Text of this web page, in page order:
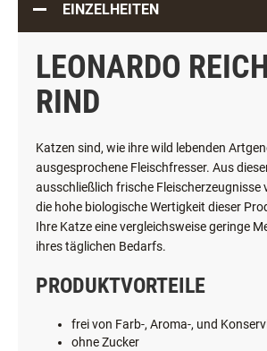
EINZELHEITEN
LEONARDO
RIND
Katzen sind, wie ihre wild lebenden
ausgesprochene Fleischfresser. Aus
ausschließlich frische
die hohe biologische Wertigkeit dieser
Ihre Katze eine vergleichsweise geringe
ihres täglichen Bedarfs.
PRODUKTVORTEILE
frei von Farb-, Aroma-, und
ohne Zucker